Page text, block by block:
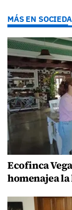
MÁS EN
Ecofinca
homenajea